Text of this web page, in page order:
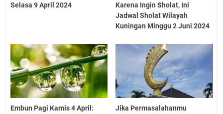
Selasa 9 April 2024
Karena Ingin Sholat, Ini
Jadwal Sholat Wilayah
Kuningan Minggu 2 Juni 2024
Embun Pagi Kamis 4 April:
Jika Permasalahanmu